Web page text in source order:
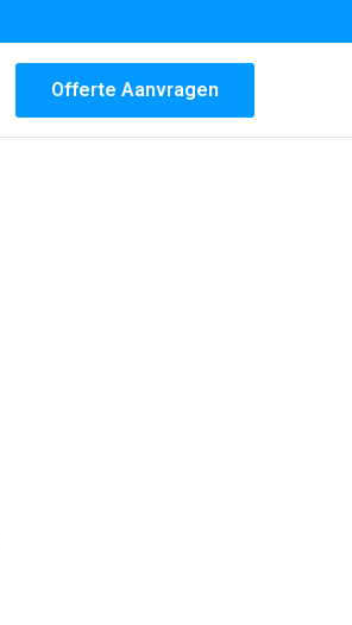
Offerte Aanvragen